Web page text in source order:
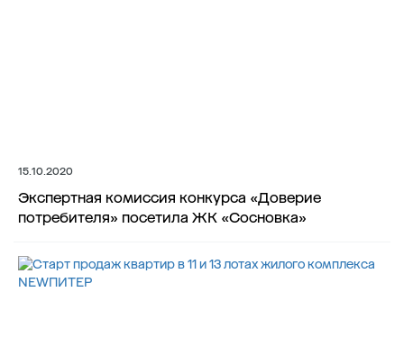
15.10.2020
Экспертная комиссия конкурса «Доверие
потребителя» посетила ЖК «Сосновка»